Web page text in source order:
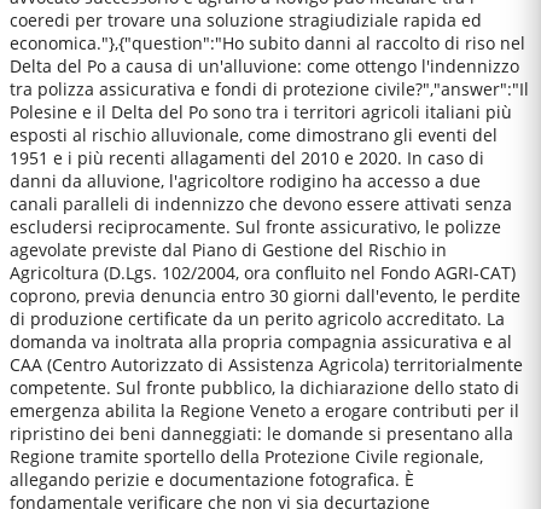
coeredi per trovare una soluzione stragiudiziale rapida ed
economica."},{"question":"Ho subito danni al raccolto di riso nel
Delta del Po a causa di un'alluvione: come ottengo l'indennizzo
tra polizza assicurativa e fondi di protezione civile?","answer":"Il
Polesine e il Delta del Po sono tra i territori agricoli italiani più
esposti al rischio alluvionale, come dimostrano gli eventi del
1951 e i più recenti allagamenti del 2010 e 2020. In caso di
danni da alluvione, l'agricoltore rodigino ha accesso a due
canali paralleli di indennizzo che devono essere attivati senza
escludersi reciprocamente. Sul fronte assicurativo, le polizze
agevolate previste dal Piano di Gestione del Rischio in
Agricoltura (D.Lgs. 102/2004, ora confluito nel Fondo AGRI-CAT)
coprono, previa denuncia entro 30 giorni dall'evento, le perdite
di produzione certificate da un perito agricolo accreditato. La
domanda va inoltrata alla propria compagnia assicurativa e al
CAA (Centro Autorizzato di Assistenza Agricola) territorialmente
competente. Sul fronte pubblico, la dichiarazione dello stato di
emergenza abilita la Regione Veneto a erogare contributi per il
ripristino dei beni danneggiati: le domande si presentano alla
Regione tramite sportello della Protezione Civile regionale,
allegando perizie e documentazione fotografica. È
fondamentale verificare che non vi sia decurtazione